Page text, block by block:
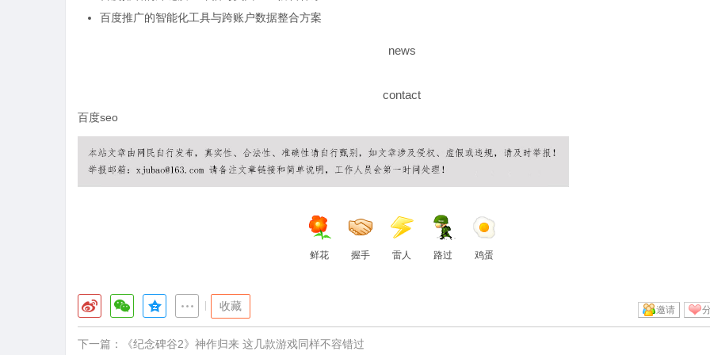
百度推广的智能化工具与跨账户数据整合方案
news
contact
百度seo
鲜花 握手 雷人 路过 鸡蛋
收藏 邀请
下一篇： 《纪念碑谷2》神作归来 这几款游戏同样不容错过